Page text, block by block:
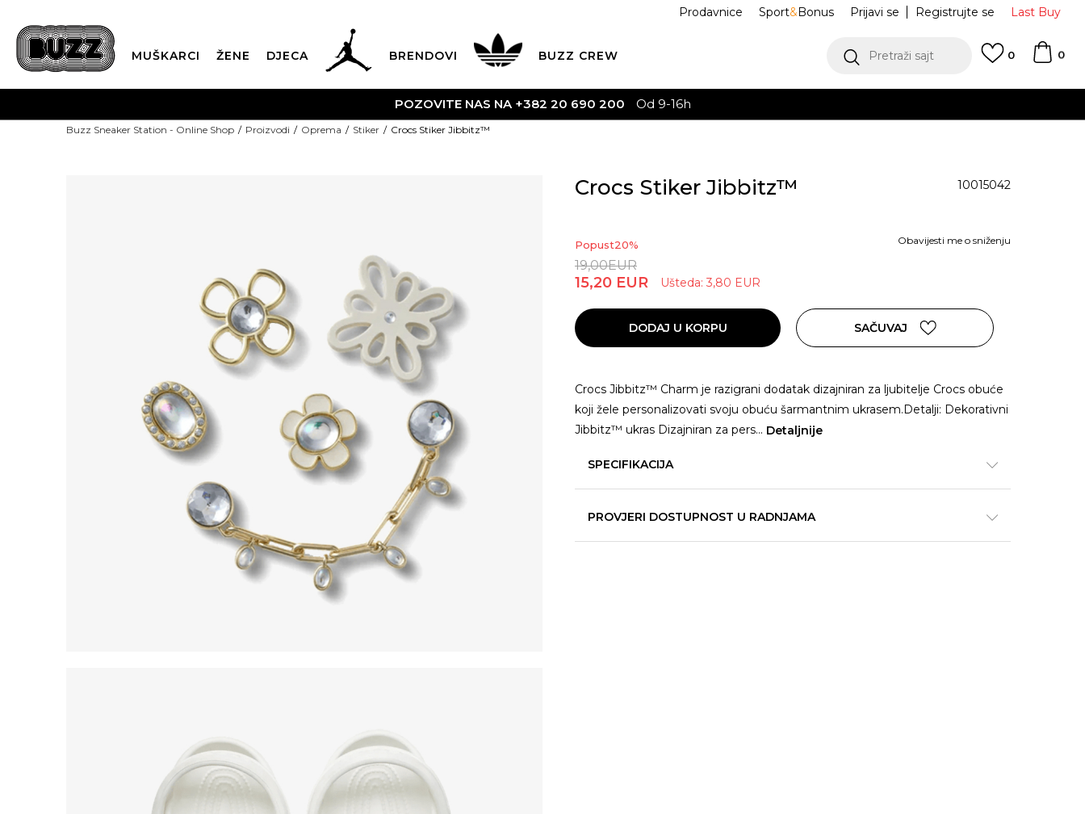
Last Buy
Prijavi se Registrujte se
Prodavnice Sport&Bonus
MUŠKARCI ŽENE DJECA BRENDOVI BUZZ CREW Pretraži sajt 0
0
POZOVITE NAS NA +382 20 690 200 Od 9-16h
Buzz Sneaker Station - Online Shop Proizvodi Oprema Stiker Crocs Stiker Jibbitz™
Crocs Stiker Jibbitz™ 10015042
Popust20%
19,00EUR
15,20 EUR Ušteda: 3,80 EUR
Obavijesti me o sniženju
DODAJ U KORPU SAČUVAJ
Crocs Jibbitz™ Charm je razigrani dodatak dizajniran za ljubitelje Crocs obuće
koji žele personalizovati svoju obuću šarmantnim ukrasem.Detalji: Dekorativni
Jibbitz™ ukras Dizajniran za pers... Detaljnije
SPECIFIKACIJA
PROVJERI DOSTUPNOST U RADNJAMA